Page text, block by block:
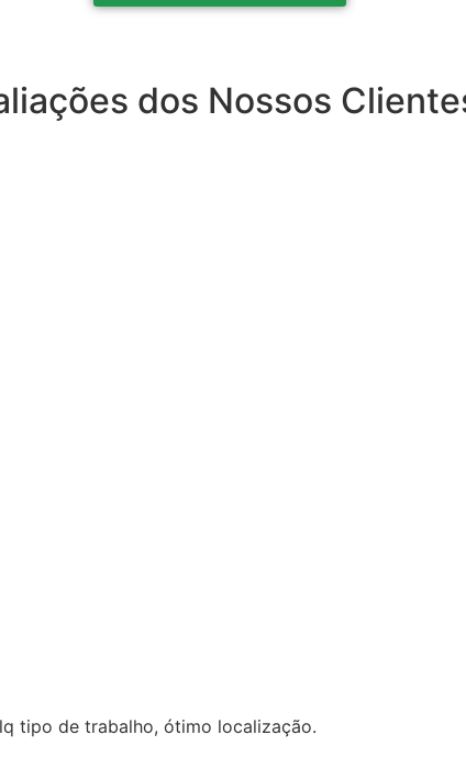
dos Nossos
tipo de trabalho, ótimo localização.